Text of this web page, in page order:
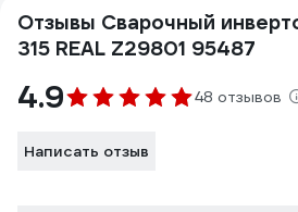
Отзывы Сварочный
315 REAL Z29801 95487
4.9 48 отзывов
Написать отзыв